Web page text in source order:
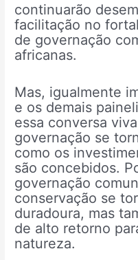
continuarão
facilitação no
de governação
africanas.
Mas, igualmente
e os demais
essa conversa
governação se
como os
são concebidos.
governação
conservação se
duradoura, mas
de alto retorno
natureza.